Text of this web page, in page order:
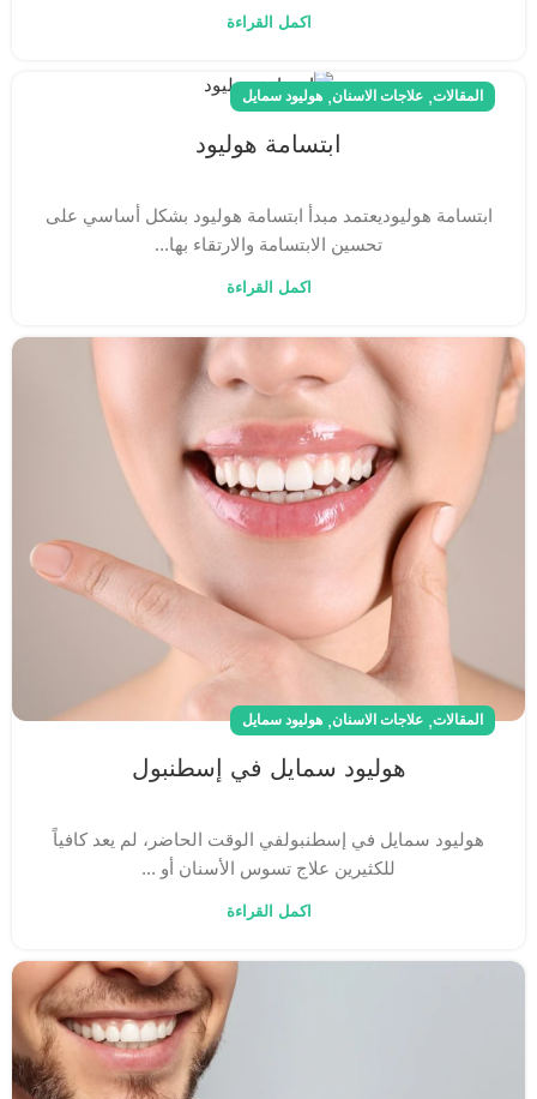
اكمل القراءة
المقالات, علاجات الاسنان, هوليود سمايل
ابتسامة هوليود
ابتسامة هوليوديعتمد مبدأ ابتسامة هوليود بشكل أساسي على
تحسين الابتسامة والارتقاء بها...
اكمل القراءة
المقالات, علاجات الاسنان, هوليود سمايل
هوليود سمايل في إسطنبول
هوليود سمايل في إسطنبولفي الوقت الحاضر، لم يعد كافياً
للكثيرين علاج تسوس الأسنان أو ...
اكمل القراءة